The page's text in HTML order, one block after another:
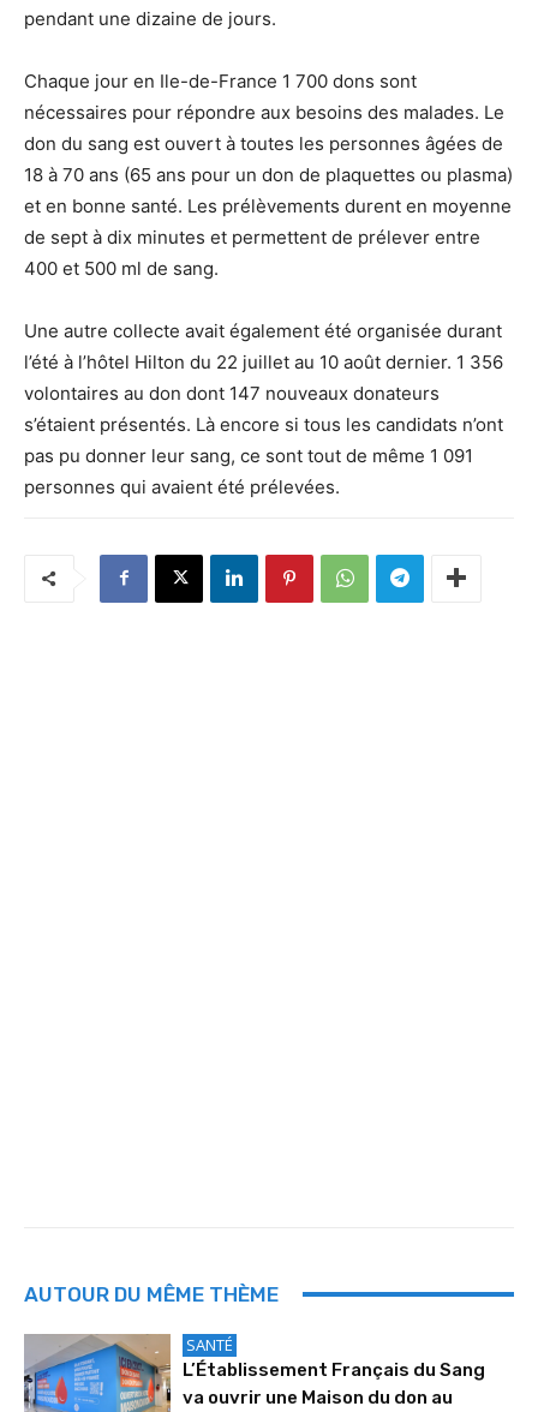
pendant une dizaine de jours.
Chaque jour en Ile-de-France 1 700 dons sont
nécessaires pour répondre aux besoins des malades. Le
don du sang est ouvert à toutes les personnes âgées de
18 à 70 ans (65 ans pour un don de plaquettes ou plasma)
et en bonne santé. Les prélèvements durent en moyenne
de sept à dix minutes et permettent de prélever entre
400 et 500 ml de sang.
Une autre collecte avait également été organisée durant
l’été à l’hôtel Hilton du 22 juillet au 10 août dernier. 1 356
volontaires au don dont 147 nouveaux donateurs
s’étaient présentés. Là encore si tous les candidats n’ont
pas pu donner leur sang, ce sont tout de même 1 091
personnes qui avaient été prélevées.
AUTOUR DU MÊME THÈME
SANTÉ
L’Établissement Français du Sang
va ouvrir une Maison du don au